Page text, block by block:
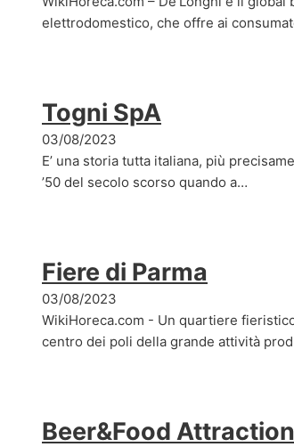
elettrodomestico, che offre ai
Togni SpA
03/08/2023
E’ una storia tutta italiana, più
’50 del secolo scorso quando a…
Fiere di Parma
03/08/2023
WikiHoreca.com - Un quartiere
centro dei poli della grande attività
Beer&Food Attraction